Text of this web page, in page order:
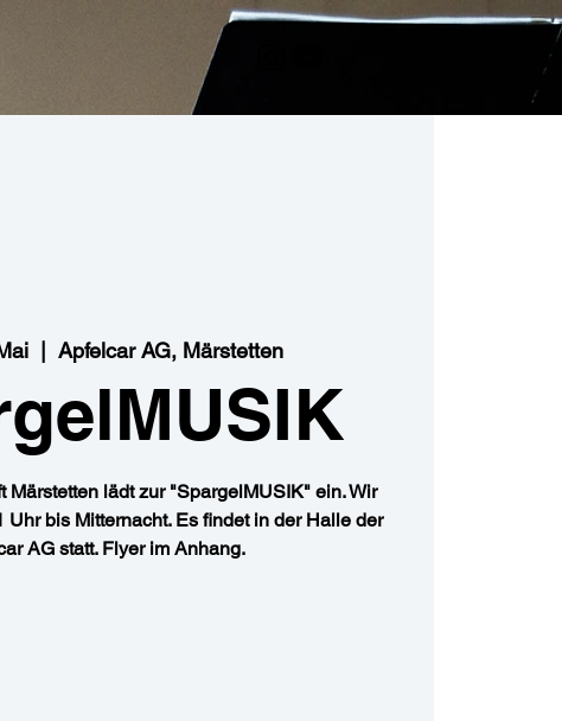
  |
Apfelcar AG, Märstetten
Märstetten lädt zur "SpargelMUSIK" ein. Wir
Uhr bis Mitternacht. Es findet in der Halle der
AG statt. Flyer im Anhang.